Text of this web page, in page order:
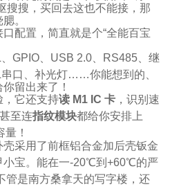
搜搜，买回去这也不能接，那
。
配置，简直就是个“全能百宝
、GPIO、USB 2.0、RS485、继
口、补光灯……你能想到的、
留出来了！
，它还支持读 M1 IC 卡 ，识别速
甚至连指纹模块都给你安排上
量 ！
壳采用了前框铝合金加后壳钣金
小宝。能在一-20℃到+60℃的严
管是南方桑拿天的写字楼，还